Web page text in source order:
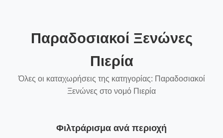
Παραδοσιακοί Ξενώνες
Πιερία
Όλες οι καταχωρήσεις της κατηγορίας: Παραδοσιακοί
Ξενώνες στο νομό Πιερία
Φιλτράρισμα ανά περιοχή